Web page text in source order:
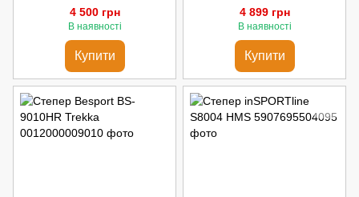
4 500 грн
В наявності
Купити
4 899 грн
В наявності
Купити